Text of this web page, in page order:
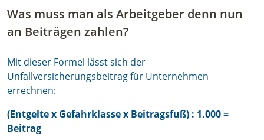
Was muss man als Arbeitgeber denn nun
an Beiträgen zahlen?
Mit dieser Formel lässt sich der
Unfallversicherungsbeitrag für Unternehmen
errechnen:
(Entgelte x Gefahrklasse x Beitragsfuß) : 1.000 =
Beitrag